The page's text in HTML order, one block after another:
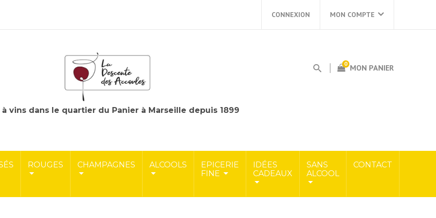
MON COMPTE
CONNEXION
MON PANIER
0
à vins dans le quartier du Panier à Marseille depuis 1899
ROUGES CHAMPAGNES ALCOOLS
EPICERIE
FINE
IDÉES
CADEAUX
SANS
ALCOOL
CONTACT